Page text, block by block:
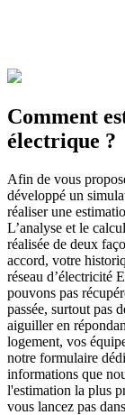
Comment
électrique ?
Afin de vous
développé un
réaliser une
L’analyse et le
réalisée de deux
accord, votre
réseau d’électricité
pouvons pas
passée, surtout pas
aiguiller en
logement, vos
notre formulaire
informations que
l'estimation la plus
vous lancez pas